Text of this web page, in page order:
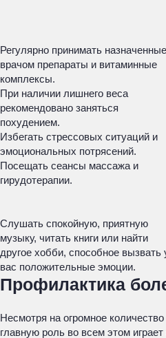
Регулярно принимать назначенные
врачом препараты и витаминные
комплексы.
При наличии лишнего веса
рекомендовано заняться
похудением.
Избегать стрессовых ситуаций и
эмоциональных потрясений.
Посещать сеансы массажа и
гирудотерапии.
Слушать спокойную, приятную
музыку, читать книги или найти
другое хобби, способное вызвать
вас положительные эмоции.
Профилактика
Несмотря на огромное
главную роль во всем этом